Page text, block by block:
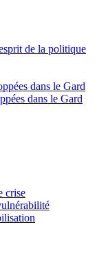
de la politique
dans le Gard
dans le Gard
crise